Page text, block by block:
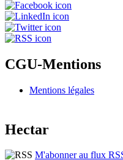
CGU-Mentions
Mentions légales
Hectar
M'abonner au flux